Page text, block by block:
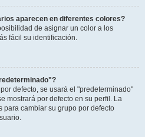
aparecen en diferentes colores?
de asignar un color a los
fácil su identificación.
defecto, se usará el "predeterminado"
mostrará por defecto en su perfil. La
cambiar su grupo por defecto